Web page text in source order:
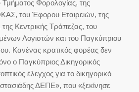
Τμήματος Φορολογίας, της
του Έφορου Εταιρειών, της
Κεντρικής Τράπεζας, του
Λογιστών και του Παγκύπριου
Κανένας κρατικός φορέας δεν
ο Παγκύπριος Δικηγορικός
έλεγχος για το δικηγορικό
ΔΕΠΕ», που «ξεκίνησε